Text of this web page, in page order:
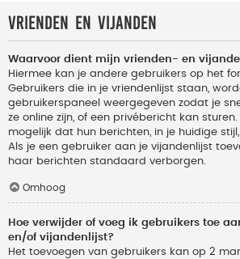
Vrienden en vijanden
Waarvoor dient mijn vrienden- en
Hiermee kan je andere gebruikers op het
Gebruikers die in je vriendenlijst staan,
gebruikerspaneel weergegeven zodat je
ze online zijn, of een privébericht kan
mogelijk dat hun berichten, in je huidige
Als je een gebruiker aan je vijandenlijst
haar berichten standaard verborgen.
Omhoog
Hoe verwijder of voeg ik gebruikers toe
en/of vijandenlijst?
Het toevoegen van gebruikers kan op 2